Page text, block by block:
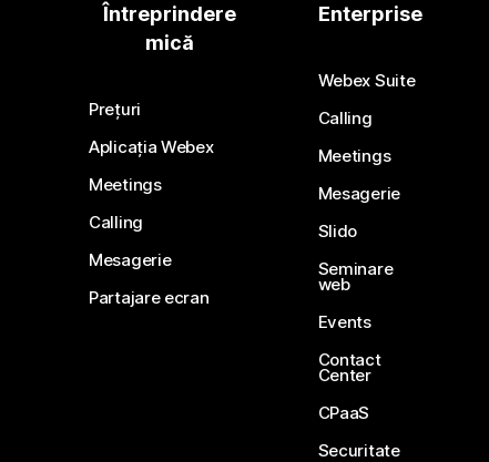
Întreprindere
mică
Prețuri
Aplicația Webex
Meetings
Calling
Mesagerie
Partajare ecran
Enterprise
Webex Suite
Calling
Meetings
Mesagerie
Slido
Seminare
web
Events
Contact
Center
CPaaS
Securitate